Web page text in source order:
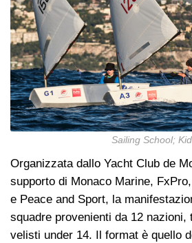
Sailing School;
Organizzata dallo Yacht Club de
supporto di Monaco Marine,
e Peace and Sport, la
squadre provenienti da 12 nazioni,
velisti under 14. Il format è quello